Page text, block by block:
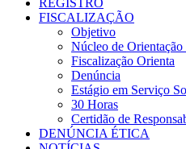
REGISTRO
FISCALIZAÇÃO
Objetivo
Núcleo de Orientação
Fiscalização Orienta
Denúncia
Estágio em Serviço
30 Horas
Certidão de
DENÚNCIA ÉTICA